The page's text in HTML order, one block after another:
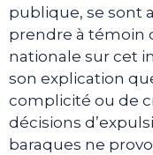
publique, se sont
prendre à témoin
nationale sur cet
son explication
complicité ou de
décisions
baraques ne